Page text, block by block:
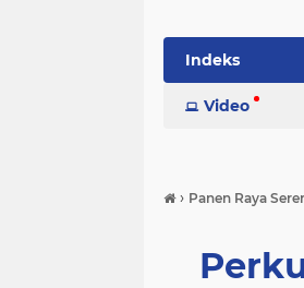
Indeks
Video
› Panen Raya